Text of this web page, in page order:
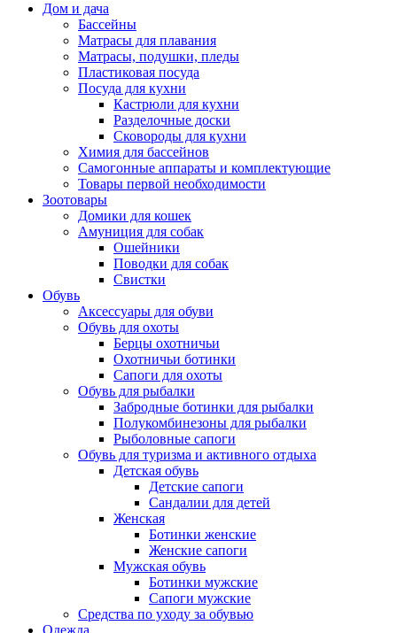
Дом и дача
Бассейны
Матрасы для плавания
Матрасы, подушки, пледы
Пластиковая посуда
Посуда для кухни
Кастрюли для кухни
Разделочные доски
Сковороды для кухни
Химия для бассейнов
Самогонные аппараты и комплектующие
Товары первой необходимости
Зоотовары
Домики для кошек
Амуниция для собак
Ошейники
Поводки для собак
Свистки
Обувь
Аксессуары для обуви
Обувь для охоты
Берцы охотничьи
Охотничьи ботинки
Сапоги для охоты
Обувь для рыбалки
Забродные ботинки для рыбалки
Полукомбинезоны для рыбалки
Рыболовные сапоги
Обувь для туризма и активного отдыха
Детская обувь
Детские сапоги
Сандалии для детей
Женская
Ботинки женские
Женские сапоги
Мужская обувь
Ботинки мужские
Сапоги мужские
Средства по уходу за обувью
Одежда